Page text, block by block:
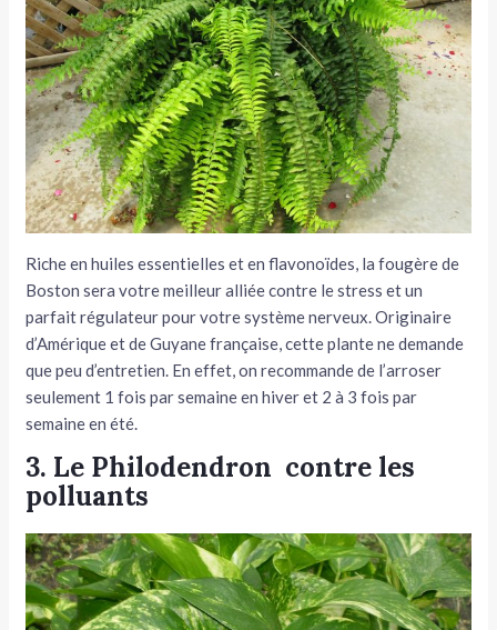
Riche en huiles essentielles et en flavonoïdes, la fougère de
Boston sera votre meilleur alliée contre le stress et un
parfait régulateur pour votre système nerveux. Originaire
d’Amérique et de Guyane française, cette plante ne demande
que peu d’entretien. En effet, on recommande de l’arroser
seulement 1 fois par semaine en hiver et 2 à 3 fois par
semaine en été.
3. Le Philodendron contre les
polluants